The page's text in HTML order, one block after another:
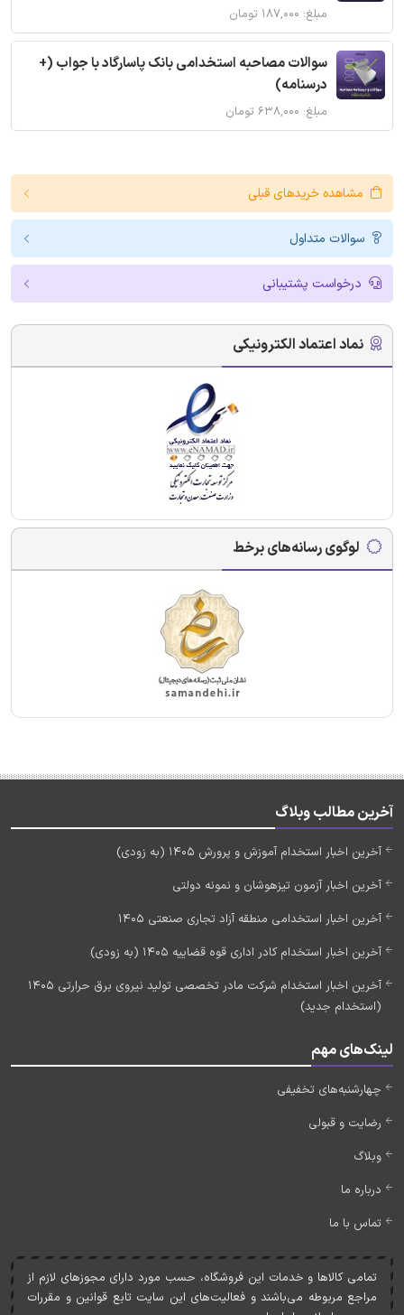
مبلغ: ۱۸۷,۰۰۰ تومان
سوالات مصاحبه استخدامی بانک پاسارگاد با جواب (+
درسنامه)
مبلغ: ۶۳۸,۰۰۰ تومان
مشاهده خریدهای قبلی
سوالات متداول
درخواست پشتیبانی
نماد اعتماد الکترونیکی
لوگوی رسانه‌های برخط
آخرین مطالب وبلاگ
آخرین اخبار استخدام آموزش و پرورش 1405 (به زودی)
آخرین اخبار آزمون تیزهوشان و نمونه دولتی
آخرین اخبار استخدامی منطقه آزاد تجاری صنعتی 1405
آخرین اخبار استخدام کادر اداری قوه قضاییه 1405 (به زودی)
آخرین اخبار استخدام شرکت مادر تخصصی تولید نیروی برق حرارتی 1405
(استخدام جدید)
لینک‌های مهم
چهارشنبه‌های تخفیفی
رضایت و قبولی
وبلاگ
درباره ما
تماس با ما
تمامی کالاها و خدمات اين فروشگاه، حسب مورد دارای مجوزهای لازم از
مراجع مربوطه می‌باشند و فعاليت‌های اين سايت تابع قوانين و مقررات